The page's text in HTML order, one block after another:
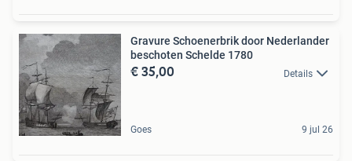
Gravure Schoenerbrik door Nederlander
beschoten Schelde 1780
€ 35,00 Details
Goes 9 jul 26